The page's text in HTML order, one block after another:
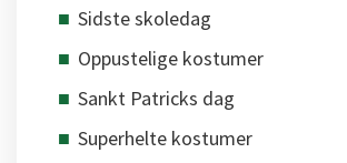
Sidste skoledag
Oppustelige kostumer
Sankt Patricks dag
Superhelte kostumer